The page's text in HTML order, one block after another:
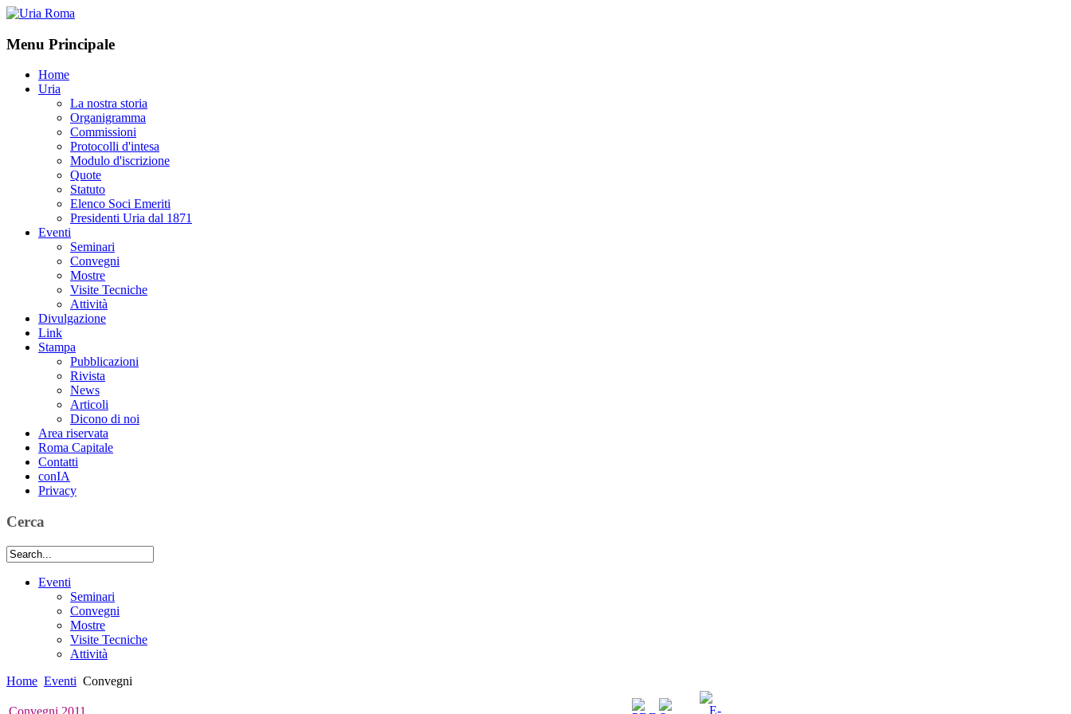
Menu Principale
Home
Uria
La nostra storia
Organigramma
Commissioni
Protocolli d'intesa
Modulo d'iscrizione
Quote
Statuto
Elenco Soci Emeriti
Presidenti Uria dal 1871
Eventi
Seminari
Convegni
Mostre
Visite Tecniche
Attività
Divulgazione
Link
Stampa
Pubblicazioni
Rivista
News
Articoli
Dicono di noi
Area riservata
Roma Capitale
Contatti
conIA
Privacy
Cerca
Eventi
Seminari
Convegni
Mostre
Visite Tecniche
Attività
Home Eventi Convegni
Convegni 2011